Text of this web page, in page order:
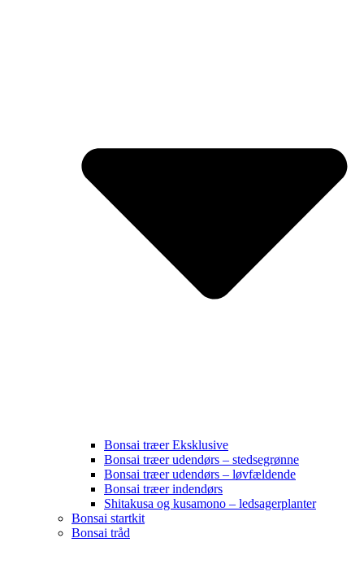
Bonsai træer Eksklusive
Bonsai træer udendørs – stedsegrønne
Bonsai træer udendørs – løvfældende
Bonsai træer indendørs
Shitakusa og kusamono – ledsagerplanter
Bonsai startkit
Bonsai tråd